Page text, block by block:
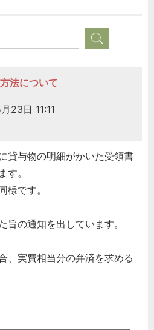
法について
23日 11:11
貸与物の明細がかいた受領書
す。
様です。
旨の通知を出しています。
、実費相当分の弁済を求める